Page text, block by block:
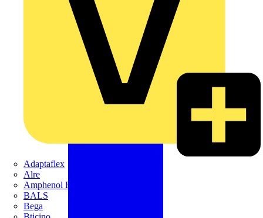
Adaptaflex
Alre
Amphenol FTG
BALS
Bega